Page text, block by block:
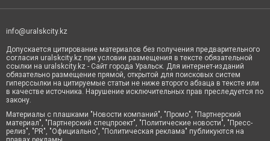
info@uralskcity.kz
Допускается цитирование материалов без получения предварительного
согласия uralskcity.kz при условии размещения в тексте обязательной
ссылки на uralskcity.kz - Сайт города Уральск. Для интернет-изданий
обязательно размещение прямой, открытой для поисковых систем
гиперссылки на цитируемые статьи не ниже второго абзаца в тексте или
в качестве источника. Нарушение исключительных прав преследуется по
закону.
Материалы с плашками "Новости компаний", "Промо", "Партнерский
материал", "Партнерский спецпроект", "Политические новости", "Пресс-
релиз", "PR", "Официально", "Политическая реклама" публикуются на